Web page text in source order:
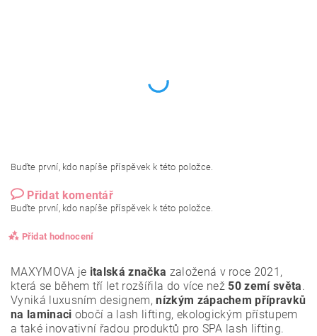
Buďte první, kdo napíše příspěvek k této položce.
Přidat komentář
Buďte první, kdo napíše příspěvek k této položce.
Přidat hodnocení
MAXYMOVA je italská značka založená v roce 2021,
která se během tří let rozšířila do více než 50 zemí světa.
Vyniká luxusním designem,nízkým zápachem přípravků
na laminaci obočí a lash lifting, ekologickým přístupem
a také inovativní řadou produktů pro SPA lash lifting.